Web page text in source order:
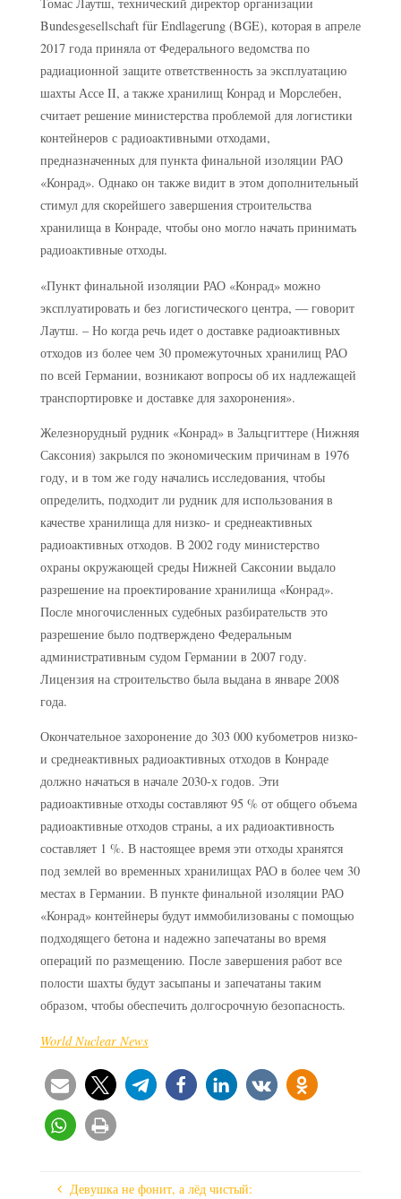
Bundesgesellschaft für Endlagerung (BGE), которая в апреле
2017 года приняла от Федерального ведомства по
радиационной защите ответственность за эксплуатацию
шахты Ассе II, а также хранилищ Конрад и Морслебен,
считает решение министерства проблемой для логистики
контейнеров с радиоактивными отходами,
предназначенных для пункта финальной изоляции РАО
«Конрад». Однако он также видит в этом дополнительный
стимул для скорейшего завершения строительства
хранилища в Конраде, чтобы оно могло начать принимать
радиоактивные отходы.
«Пункт финальной изоляции РАО «Конрад» можно
эксплуатировать и без логистического центра, — говорит
Лаутш. – Но когда речь идет о доставке радиоактивных
отходов из более чем 30 промежуточных хранилищ РАО
по всей Германии, возникают вопросы об их надлежащей
транспортировке и доставке для захоронения».
Железнорудный рудник «Конрад» в Зальцгиттере (Нижняя
Саксония) закрылся по экономическим причинам в 1976
году, и в том же году начались исследования, чтобы
определить, подходит ли рудник для использования в
качестве хранилища для низко- и среднеактивных
радиоактивных отходов. В 2002 году министерство
охраны окружающей среды Нижней Саксонии выдало
разрешение на проектирование хранилища «Конрад».
После многочисленных судебных разбирательств это
разрешение было подтверждено Федеральным
административным судом Германии в 2007 году.
Лицензия на строительство была выдана в январе 2008
года.
Окончательное захоронение до 303 000 кубометров низко-
и среднеактивных радиоактивных отходов в Конраде
должно начаться в начале 2030-х годов. Эти
радиоактивные отходы составляют 95 % от общего объема
радиоактивные отходов страны, а их радиоактивность
составляет 1 %. В настоящее время эти отходы хранятся
под землей во временных хранилищах РАО в более чем 30
местах в Германии. В пункте финальной изоляции РАО
«Конрад» контейнеры будут иммобилизованы с помощью
подходящего бетона и надежно запечатаны во время
операций по размещению. После завершения работ все
полости шахты будут засыпаны и запечатаны таким
образом, чтобы обеспечить долгосрочную безопасность.
World Nuclear News
Девушка не фонит, а лёд чистый: